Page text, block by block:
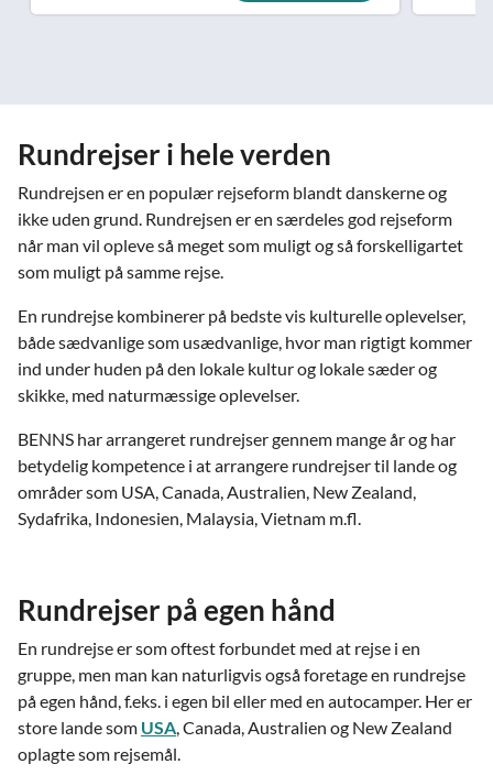
Rundrejser i hele verden
Rundrejsen er en populær rejseform blandt danskerne og
ikke uden grund. Rundrejsen er en særdeles god rejseform
når man vil opleve så meget som muligt og så forskelligartet
som muligt på samme rejse.
En rundrejse kombinerer på bedste vis kulturelle oplevelser,
både sædvanlige som usædvanlige, hvor man rigtigt kommer
ind under huden på den lokale kultur og lokale sæder og
skikke, med naturmæssige oplevelser.
BENNS har arrangeret rundrejser gennem mange år og har
betydelig kompetence i at arrangere rundrejser til lande og
områder som USA, Canada, Australien, New Zealand,
Sydafrika, Indonesien, Malaysia, Vietnam m.fl.
Rundrejser på egen hånd
En rundrejse er som oftest forbundet med at rejse i en
gruppe, men man kan naturligvis også foretage en rundrejse
på egen hånd, f.eks. i egen bil eller med en autocamper. Her er
store lande som USA, Canada, Australien og New Zealand
oplagte som rejsemål.